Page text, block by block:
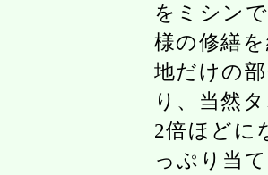
をミシン
様の修繕
地だけの
り、当然
2倍ほどに
っぷり当